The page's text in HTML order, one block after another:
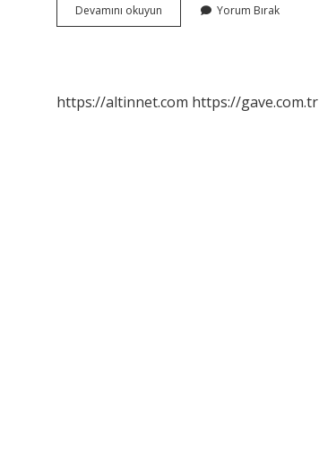
Devamını okuyun
Fıstığı
Yorum Bırak
https://altinnet.com https://gave.com.tr